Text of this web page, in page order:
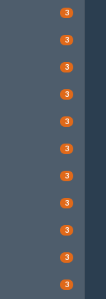
3
3
3
3
3
3
3
3
3
3
3